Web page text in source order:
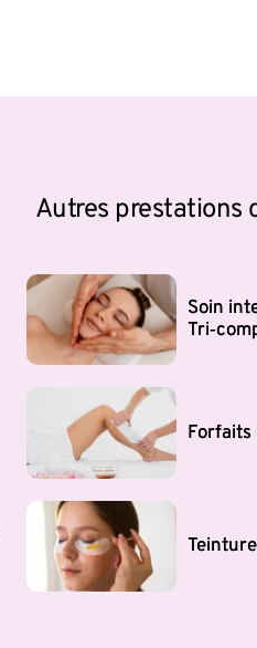
Autres prestations
Soin
Forfaits